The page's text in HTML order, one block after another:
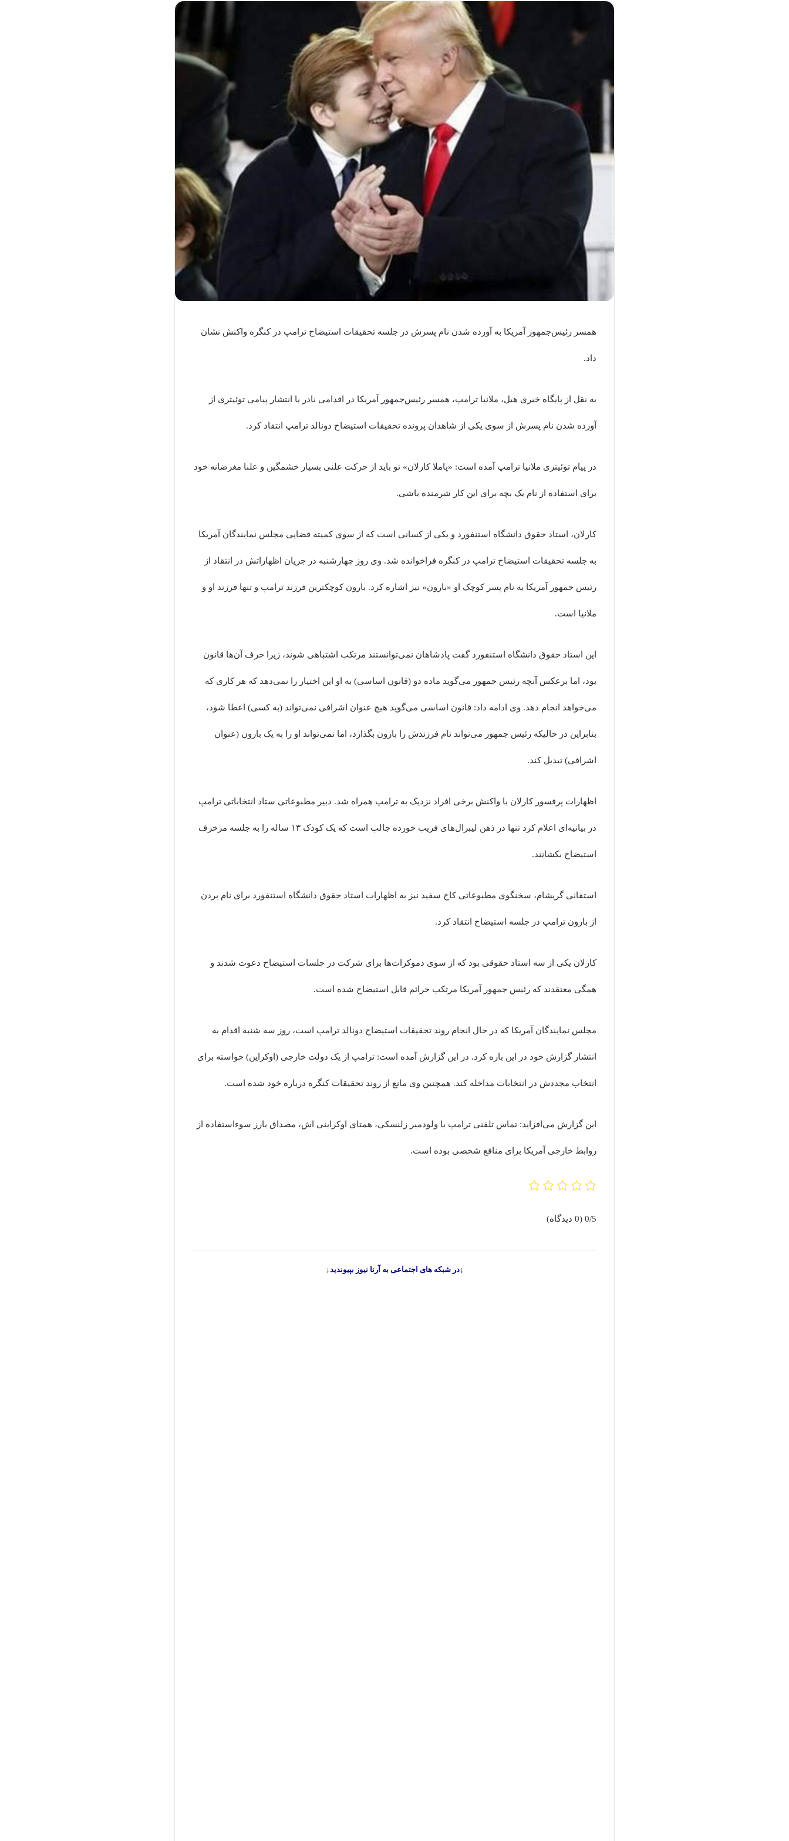
همسر رئیس‌جمهور آمریکا به آورده شدن نام پسرش در جلسه تحقیقات استیضاح ترامپ در کنگره واکنش نشان
داد.
به نقل از پایگاه خبری هیل، ملانیا ترامپ، همسر رئیس‌جمهور آمریکا در اقدامی نادر با انتشار پیامی توئیتری از
آورده شدن نام پسرش از سوی یکی از شاهدان پرونده تحقیقات استیضاح دونالد ترامپ انتقاد کرد.
در پیام توئیتری ملانیا ترامپ آمده است: «پاملا کارلان» تو باید از حرکت علنی بسیار خشمگین و علنا مغرضانه خود
برای استفاده از نام یک بچه برای این کار شرمنده باشی.
کارلان، استاد حقوق دانشگاه استنفورد و یکی از کسانی است که از سوی کمیته قضایی مجلس نمایندگان آمریکا
به جلسه تحقیقات استیضاح ترامپ در کنگره فراخوانده شد. وی روز چهارشنبه در جریان اظهاراتش در انتقاد از
رئیس جمهور آمریکا به نام پسر کوچک او «بارون» نیز اشاره کرد. بارون کوچکترین فرزند ترامپ و تنها فرزند او و
ملانیا است.
این استاد حقوق دانشگاه استنفورد گفت پادشاهان نمی‌توانستند مرتکب اشتباهی شوند، زیرا حرف آن‌ها قانون
بود، اما برعکس آنچه رئیس جمهور می‌گوید ماده دو (قانون اساسی) به او این اختیار را نمی‌دهد که هر کاری که
می‌خواهد انجام دهد. وی ادامه داد: قانون اساسی می‌گوید هیچ عنوان اشرافی نمی‌تواند (به کسی) اعطا شود،
بنابراین در حالیکه رئیس جمهور می‌تواند نام فرزندش را بارون بگذارد، اما نمی‌تواند او را به یک بارون (عنوان
اشرافی) تبدیل کند.
اظهارات پرفسور کارلان با واکنش برخی افراد نزدیک به ترامپ همراه شد. دبیر مطبوعاتی ستاد انتخاباتی ترامپ
در بیانیه‌ای اعلام کرد تنها در ذهن لیبرال‌های فریب خورده جالب است که یک کودک ۱۳ ساله را به جلسه مزخرف
استیضاح بکشانند.
استفانی گریشام، سخنگوی مطبوعاتی کاخ سفید نیز به اظهارات استاد حقوق دانشگاه استنفورد برای نام بردن
از بارون ترامپ در جلسه استیضاح انتقاد کرد.
کارلان یکی از سه استاد حقوقی بود که از سوی دموکرات‌ها برای شرکت در جلسات استیضاح دعوت شدند و
همگی معتقدند که رئیس جمهور آمریکا مرتکب جرائم قابل استیضاح شده است.
مجلس نمایندگان آمریکا که در حال انجام روند تحقیقات استیضاح دونالد ترامپ است، روز سه شنبه اقدام به
انتشار گزارش خود در این باره کرد. در این گزارش آمده است: ترامپ از یک دولت خارجی (اوکراین) خواسته برای
انتخاب مجددش در انتخابات مداخله کند. همچنین وی مانع از روند تحقیقات کنگره درباره خود شده است.
این گزارش می‌افزاید: تماس تلفنی ترامپ با ولودمیر زلنسکی، همتای اوکراینی اش، مصداق بارز سوءاستفاده از
روابط خارجی آمریکا برای منافع شخصی بوده است.
0/5 (0 دیدگاه)
↓در شبکه های اجتماعی به آرنا نیوز بپیوندید↓